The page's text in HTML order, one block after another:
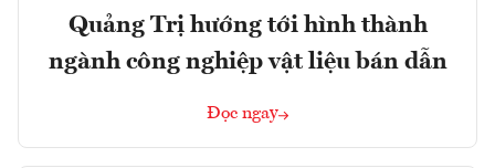
Quảng Trị hướng tới hình thành
ngành công nghiệp vật liệu bán dẫn
Đọc ngay